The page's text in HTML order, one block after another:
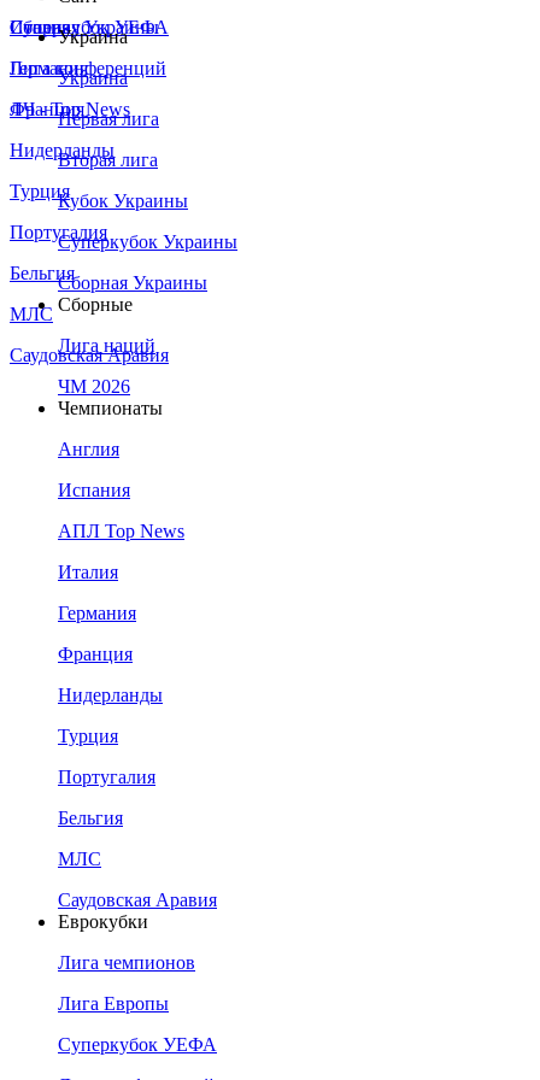
Сборная Украины
Италия
Германия
Франция
Нидерланды
Турция
Португалия
Бельгия
МЛС
Саудовская Аравия
Суперкубок УЕФА
Лига конференций
ЛЧ - Top News
Украина
Украина
Первая лига
Вторая лига
Кубок Украины
Суперкубок Украины
Сборная Украины
Сборные
Лига наций
ЧМ 2026
Чемпионаты
Англия
Испания
АПЛ Top News
Италия
Германия
Франция
Нидерланды
Турция
Португалия
Бельгия
МЛС
Саудовская Аравия
Еврокубки
Лига чемпионов
Лига Европы
Суперкубок УЕФА